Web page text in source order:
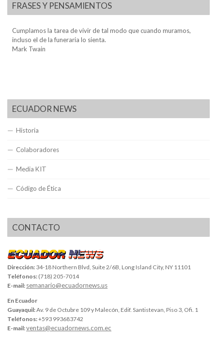
FRASES Y PENSAMIENTOS
Cumplamos la tarea de vivir de tal modo que cuando muramos,
incluso el de la funeraria lo sienta.
Mark Twain
ECUADOR NEWS
Historia
Colaboradores
Media KIT
Código de Ética
CONTACTO
Dirección: 34-18 Northern Blvd, Suite 2/6B, Long Island City, NY 11101
Teléfonos: (718) 205-7014
E-mail: semanario@ecuadornews.us
En Ecuador
Guayaquil:Av. 9 de Octubre 109 y Malecón, Edif. Santistevan, Piso 3, Ofi. 1
Teléfonos:+593 993683742
E-mail:ventas@ecuadornews.com.ec